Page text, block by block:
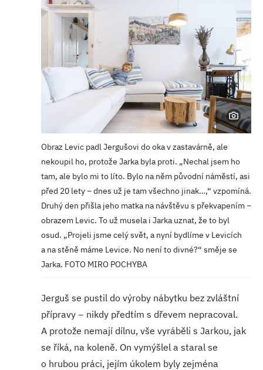
Obraz Levic padl Jergušovi do oka v zastavárně, ale
nekoupil ho, protože Jarka byla proti. „Nechal jsem ho
tam, ale bylo mi to líto. Bylo na něm původní náměstí, asi
před 20 lety − dnes už je tam všechno jinak…,“ vzpomíná.
Druhý den přišla jeho matka na návštěvu s překvapením −
obrazem Levic. To už musela i Jarka uznat, že to byl
osud. „Projeli jsme celý svět, a nyní bydlíme v Levicích
a na stěně máme Levice. No není to divné?“ směje se
Jarka. FOTO MIRO POCHYBA
Jerguš se pustil do výroby nábytku bez zvláštní
přípravy − nikdy předtím s dřevem nepracoval.
A protože nemají dílnu, vše vyráběli s Jarkou, jak
se říká, na koleně. On vymýšlel a staral se
o hrubou práci, jejím úkolem byly zejména